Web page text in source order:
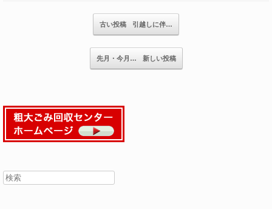
古い投稿 引越しに伴…
先月・今月… 新しい投稿